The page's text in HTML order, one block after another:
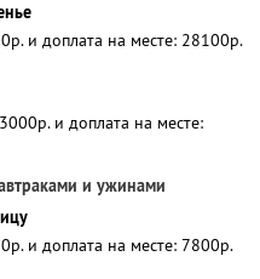
и доплата на месте: 28100р.
и доплата на месте:
и ужинами
и доплата на месте: 7800р.